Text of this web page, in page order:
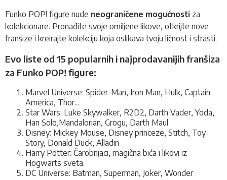
Funko POP! figure nude neograničene mogućnosti za
kolekcionare. Pronađite svoje omiljene likove, otkrijte nove
franšize i kreirajte kolekciju koja oslikava tvoju ličnost i strasti.
Evo liste od 15 popularnih i najprodavanijih franšiza
za Funko POP! figure:
Marvel Universe: Spider-Man, Iron Man, Hulk, Captain
America, Thor...
Star Wars: Luke Skywalker, R2D2, Darth Vader, Yoda,
Han Solo,Mandalorian, Grogu, Darth Maul
Disney: Mickey Mouse, Disney princeze, Stitch, Toy
Story, Donald Duck, Alladin
Harry Potter: Čarobnjaci, magična bića i likovi iz
Hogwarts sveta.
DC Universe: Batman, Superman, Joker, Wonder